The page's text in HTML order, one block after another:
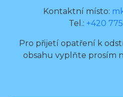
Kontaktní místo:
Tel.: +420
Pro přijetí opatření k
obsahu vyplňte prosím